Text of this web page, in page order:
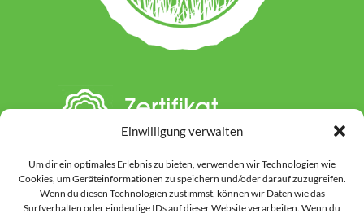
Einwilligung verwalten
Um dir ein optimales Erlebnis zu bieten, verwenden wir Technologien wie
Cookies, um Geräteinformationen zu speichern und/oder darauf zuzugreifen.
Wenn du diesen Technologien zustimmst, können wir Daten wie das
Surfverhalten oder eindeutige IDs auf dieser Website verarbeiten. Wenn du